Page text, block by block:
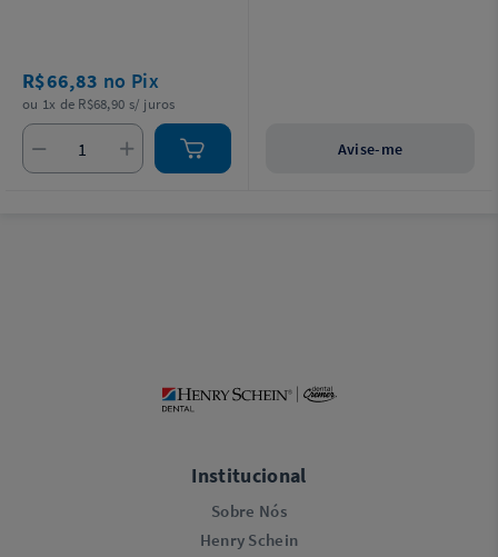
R$66,83 no Pix
ou 1x de R$68,90 s/ juros
Avise-me
Institucional
Sobre Nós
Henry Schein